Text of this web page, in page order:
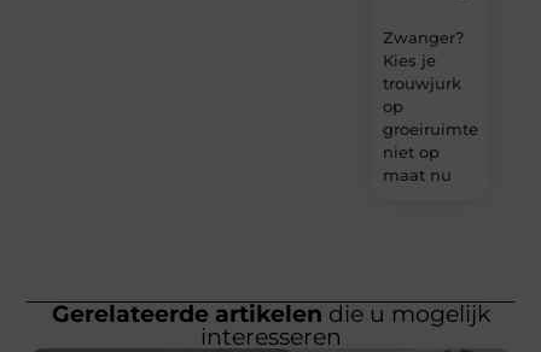
Zwanger?
Kies je
trouwjurk
op
groeiruimte,
niet op
maat nu
Gerelateerde artikelen die u mogelijk
interesseren